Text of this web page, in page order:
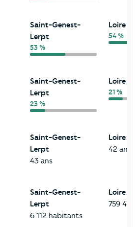
Saint-Genest-
Lerpt
53 %
Loire
54 %
Saint-Genest-
Lerpt
23 %
Loire
21 %
Saint-Genest-
Lerpt
43 ans
Loire
42 ans
Saint-Genest-
Lerpt
6 112 habitants
Loire
759 411